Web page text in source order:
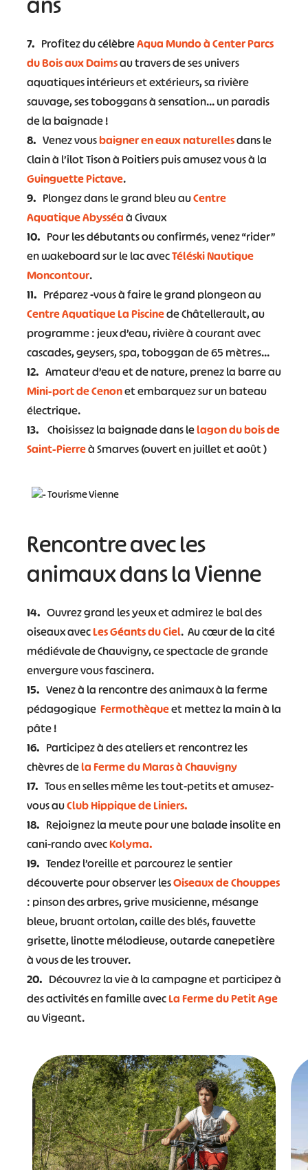
7. Profitez du célèbreAqua Mundo à Center Parcs
du Bois aux Daimsau travers de ses univers
aquatiques intérieurs et extérieurs, sa rivière
sauvage, ses toboggans à sensation… un paradis
de la baignade !
8. Venez vousbaigner en eaux naturellesdans le
Clain à l’îlot Tison à Poitiers puis amusez vous à la
Guinguette Pictave.
9. Plongez dans le grand bleu auCentre
Aquatique Abysséaà Civaux
10. Pour les débutants ou confirmés, venez “rider”
en wakeboard sur le lac avecTéléski Nautique
Moncontour.
11. Préparez -vous à faire le grand plongeon au
Centre Aquatique La Piscinede Châtellerault, au
programme : jeux d’eau, rivière à courant avec
cascades, geysers, spa, toboggan de 65 mètres…
12. Amateur d’eau et de nature, prenez la barre au
Mini-port de Cenonet embarquez sur un bateau
électrique.
13. Choisissez la baignade dans lelagon du bois de
Saint-Pierreà Smarves (ouvert en juillet et août )
Rencontre avec les
animaux dans la Vienne
14. Ouvrez grand les yeux et admirez le bal des
oiseaux avecLes Géants du Ciel. Au cœur de la cité
médiévale de Chauvigny, ce spectacle de grande
envergure vous fascinera.
15. Venez à la rencontre des animaux à la ferme
pédagogique Fermothèqueet mettez la main à la
pâte !
16. Participez à des ateliers et rencontrez les
chèvres dela Ferme du Maras à Chauvigny
17. Tous en selles même les tout-petits et amusez-
vous auClub Hippique de Liniers.
18. Rejoignez la meute pour une balade insolite en
cani-rando avecKolyma.
19. Tendez l’oreille et parcourez le sentier
découverte pour observer lesOiseaux de Chouppes
: pinson des arbres, grive musicienne, mésange
bleue, bruant ortolan, caille des blés, fauvette
grisette, linotte mélodieuse, outarde canepetière
à vous de les trouver.
20. Découvrez la vie à la campagne et participez à
des activités en famille avecLa Ferme du Petit Age
au Vigeant.